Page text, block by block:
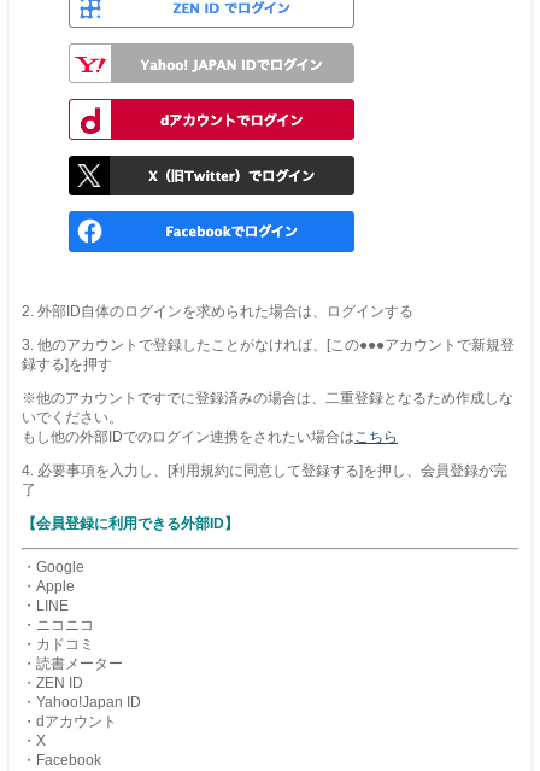
2. 外部ID自体のログインを求められた場合は、ログインする
3. 他のアカウントで登録したことがなければ、[この●●●アカウントで新規登
録する]を押す
※他のアカウントですでに登録済みの場合は、二重登録となるため作成しな
いでください。
もし他の外部IDでのログイン連携をされたい場合はこちら
4. 必要事項を入力し、[利用規約に同意して登録する]を押し、会員登録が完
了
【会員登録に利用できる外部ID】
・Google
・Apple
・LINE
・ニコニコ
・カドコミ
・読書メーター
・ZEN ID
・Yahoo!Japan ID
・dアカウント
・X
・Facebook